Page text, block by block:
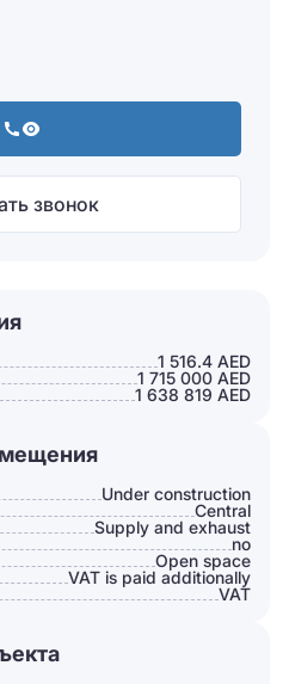
звонок
1 516.4 AED
1 715 000 AED
1 638 819 AED
Under construction
Сentral
Supply and exhaust
no
Open space
VAT is paid additionally
VAT